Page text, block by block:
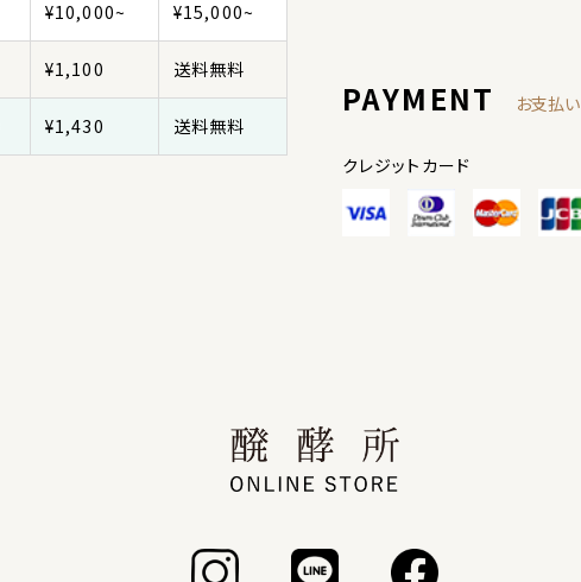
¥10,000~ ¥15,000~
¥1,100 送料無料
¥1,430 送料無料
PAYMENT お支払
クレジットカード